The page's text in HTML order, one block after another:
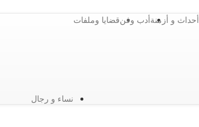
نساء و رجال
قضايا وملفاتأدب وفنأحداث و أزمنة